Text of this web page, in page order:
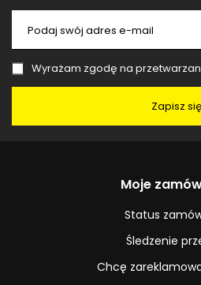
Podaj swój adres e-mail
Wyrażam zgodę na przetwarzanie moich danych osobowych (adres e-mail) na
Zapisz się
Moje
Status
Śledzenie
Chcę